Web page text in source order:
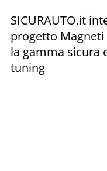
SICURAUTO.it
progetto Magneti
la gamma sicura
tuning